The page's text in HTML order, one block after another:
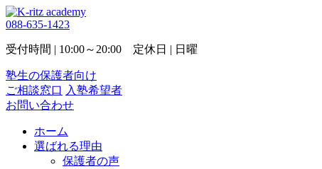
088-635-1423
受付時間 | 10:00～20:00 定休日 | 日曜
塾生の保護者向け
ご相談窓口 入塾希望者
お問い合わせ
ホーム
選ばれる理由
保護者の声